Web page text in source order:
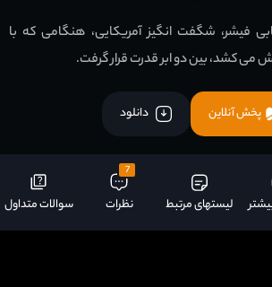
فیشر، شگفت انگیز آمریکایی، هنگامی که با
می کشد، بین دو ابر قدرت قرار گرفت.
پخش آنلاین دانلود
لیستهای مرتبط
7
نظرات سوالات متداول